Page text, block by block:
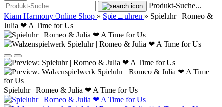
Produkt-Suche...
Kiam Harmony Online Shop » Spie∟uhren » Spieluhr | Romeo &
Julia ❤ A Time for Us
Spieluhr | Romeo & Julia ❤ A Time for Us